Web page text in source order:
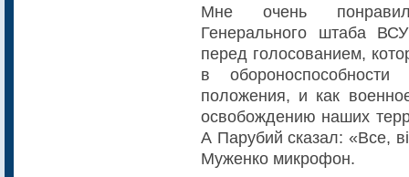
Мне очень
Генерального штаба
перед голосованием,
в
положения, и как
освобождению наших
А Парубий сказал: «Все,
Муженко микрофон.